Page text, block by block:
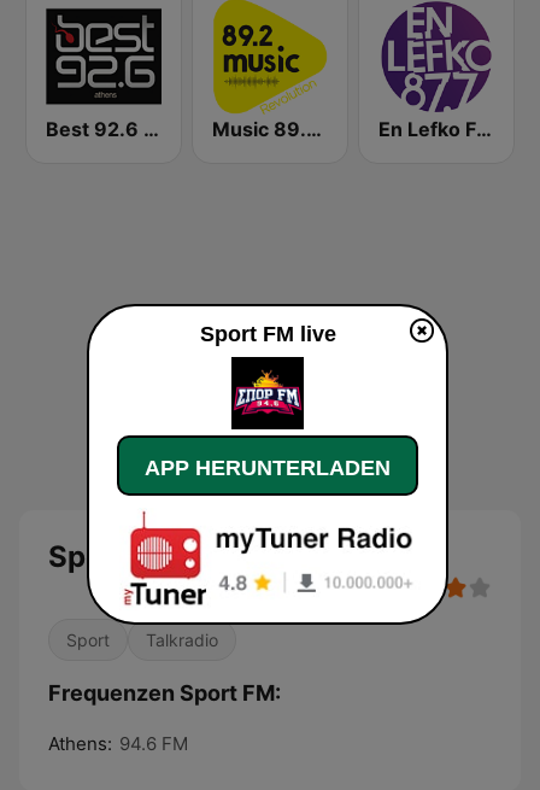
Best 92.6 FM Music 89.2 FM En Lefko FM (εν λευκω)
Sport FM
Sport Talkradio
Frequenzen Sport FM:
Athens: 94.6 FM
Sport FM live
APP HERUNTERLADEN